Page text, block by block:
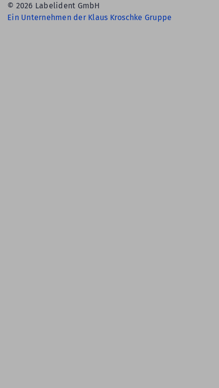
© 2026 Labelident GmbH
Ein Unternehmen der Klaus Kroschke Gruppe